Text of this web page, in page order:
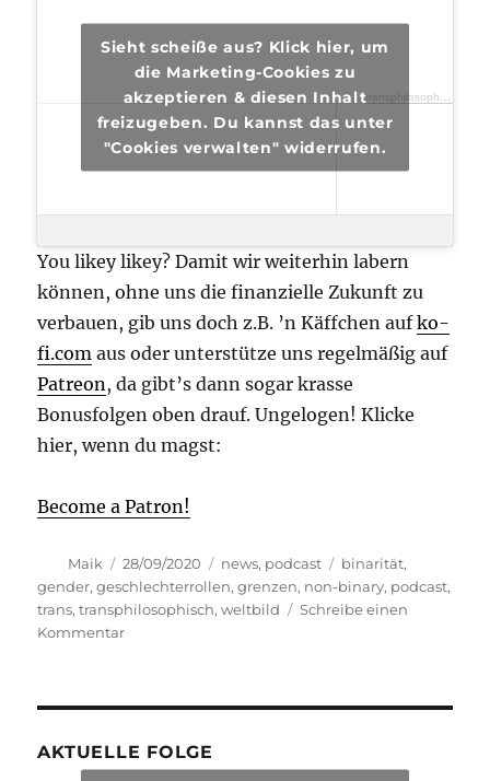
transphilosophisch
Sieht scheiße aus? Klick hier, um
die Marketing-Cookies zu
akzeptieren & diesen Inhalt
freizugeben. Du kannst das unter
"Cookies verwalten" widerrufen.
You likey likey? Damit wir weiterhin labern
können, ohne uns die finanzielle Zukunft zu
verbauen, gib uns doch z.B. ’n Käffchen aufko-
fi.com aus oder unterstütze uns regelmäßig auf
Patreon, da gibt’s dann sogar krasse
Bonusfolgen oben drauf. Ungelogen! Klicke
hier, wenn du magst:
Become a Patron!
Autor
Maik
Veröffentlicht
am
28/09/2020 Kategorien
news, podcast Schlagwörter
binarität,
gender,geschlechterrollen,grenzen, non-binary, podcast,
trans,transphilosophisch,weltbild
Schreibe einen
Kommentarzu
AKTUELLE FOLGE